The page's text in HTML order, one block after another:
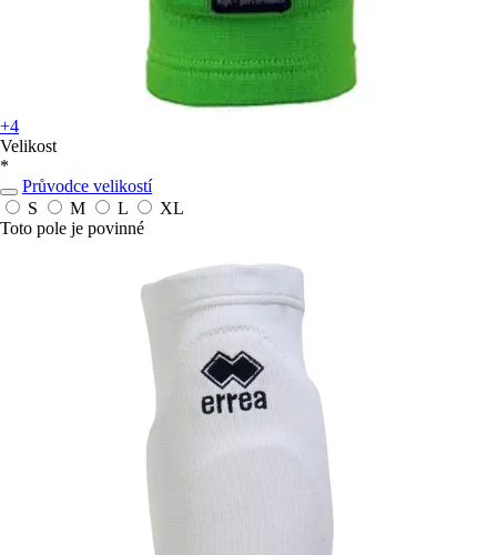
+4
Velikost
*
Průvodce velikostí
S
M L
XL
Toto pole je povinné